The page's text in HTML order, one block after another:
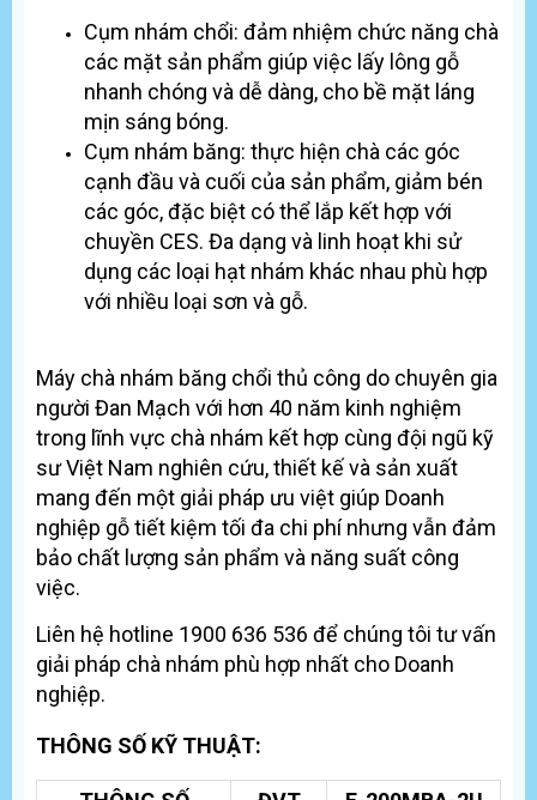
Cụm nhám chổi: đảm nhiệm chức năng chà
các mặt sản phẩm giúp việc lấy lông gỗ
nhanh chóng và dễ dàng, cho bề mặt láng
mịn sáng bóng.
Cụm nhám băng: thực hiện chà các góc
cạnh đầu và cuối của sản phẩm, giảm bén
các góc, đặc biệt có thể lắp kết hợp với
chuyền CES. Đa dạng và linh hoạt khi sử
dụng các loại hạt nhám khác nhau phù hợp
với nhiều loại sơn và gỗ.
Máy chà nhám băng chổi thủ công do chuyên gia
người Đan Mạch với hơn 40 năm kinh nghiệm
trong lĩnh vực chà nhám kết hợp cùng đội ngũ kỹ
sư Việt Nam nghiên cứu, thiết kế và sản xuất
mang đến một giải pháp ưu việt giúp Doanh
nghiệp gỗ tiết kiệm tối đa chi phí nhưng vẫn đảm
bảo chất lượng sản phẩm và năng suất công
việc.
Liên hệ hotline 1900 636 536 để chúng tôi tư vấn
giải pháp chà nhám phù hợp nhất cho Doanh
nghiệp.
THÔNG SỐ KỸ THUẬT: